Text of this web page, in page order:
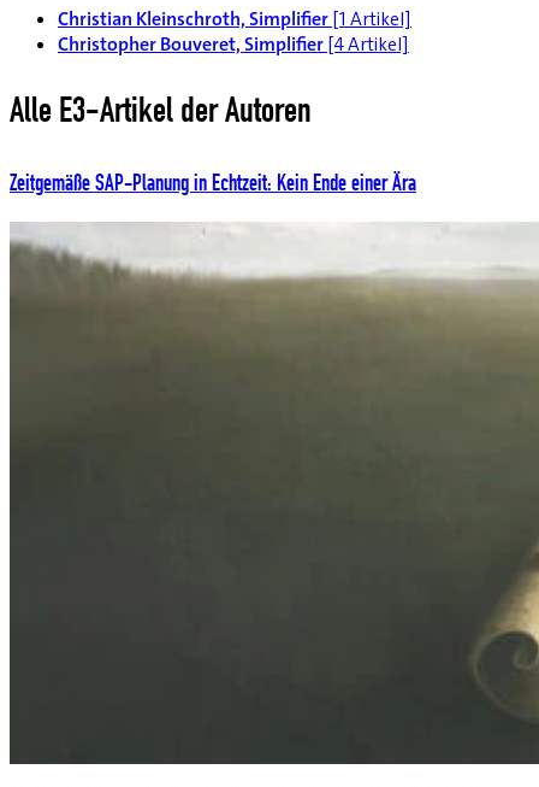
Christian Kleinschroth, Simplifier[1 Artikel]
Christopher Bouveret, Simplifier[4 Artikel]
Alle E3-Artikel der Autoren
Zeitgemäße SAP-Planung in Echtzeit: Kein Ende einer Ära